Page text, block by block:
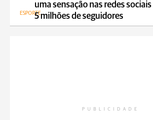
uma sensação nas redes
5 milhões de seguidores
ESPORTE
PUBLICIDADE